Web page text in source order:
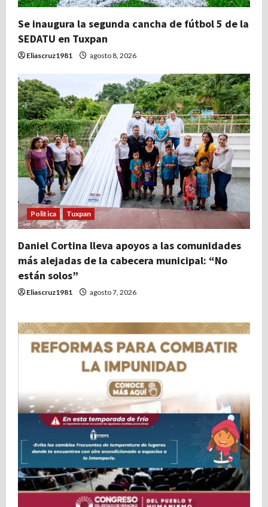
Se inaugura la segunda cancha de fútbol 5 de la
SEDATU en Tuxpan
Eliascruz1981 agosto 8, 2026
Politica Tuxpan
Daniel Cortina lleva apoyos a las comunidades
más alejadas de la cabecera municipal: “No
están solos”
Eliascruz1981 agosto 7, 2026